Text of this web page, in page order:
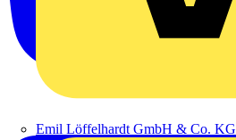
Emil Löffelhardt GmbH & Co. KG